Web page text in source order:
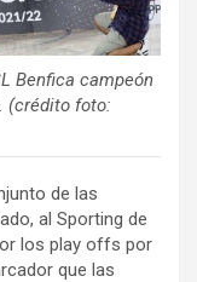
Benfica campeón
(crédito foto:
de las
al Sporting de
los play offs por
que las